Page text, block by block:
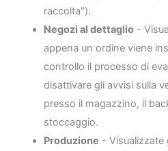
raccolta").
Negozi al dettaglio-
appena un ordine viene
controllo il processo di
disattivare gli avvisi sulla
presso il magazzino, il
stoccaggio.
Produzione - Visualizzate